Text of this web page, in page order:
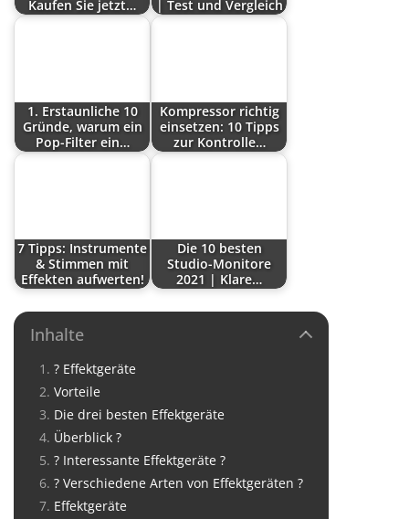
Kaufen Sie jetzt… | Test und Vergleich
1. Erstaunliche 10
Gründe, warum ein
Pop-Filter ein…
Kompressor richtig
einsetzen: 10 Tipps
zur Kontrolle…
7 Tipps: Instrumente
& Stimmen mit
Effekten aufwerten!
Die 10 besten
Studio-Monitore
2021 | Klare…
Inhalte
? Effektgeräte
Vorteile
Die drei besten Effektgeräte
Überblick ?️
? Interessante Effektgeräte ?
? Verschiedene Arten von Effektgeräten ?
Effektgeräte